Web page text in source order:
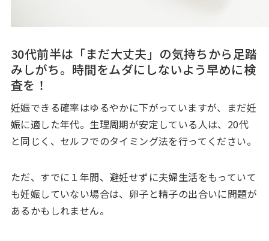
30代前半は「まだ大丈夫」の気持ちから足踏
みしがち。時間をムダにしないよう早めに検
査を！
妊娠できる確率はゆるやかに下がっていますが、まだ妊
娠に適した年代。生理周期が安定している人は、20代
と同じく、セルフでのタイミング法を行ってください。
ただ、すでに１年間、避妊せずに夫婦生活をもっていて
も妊娠していない場合は、卵子と精子の出合いに問題が
あるかもしれません。